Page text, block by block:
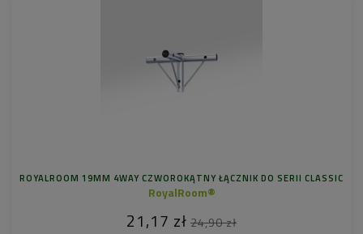
ROYALROOM 19MM 4WAY CZWOROKĄTNY ŁĄCZNIK DO SERII CLASSIC
RoyalRoom®
21,17 zł 24,90 zł